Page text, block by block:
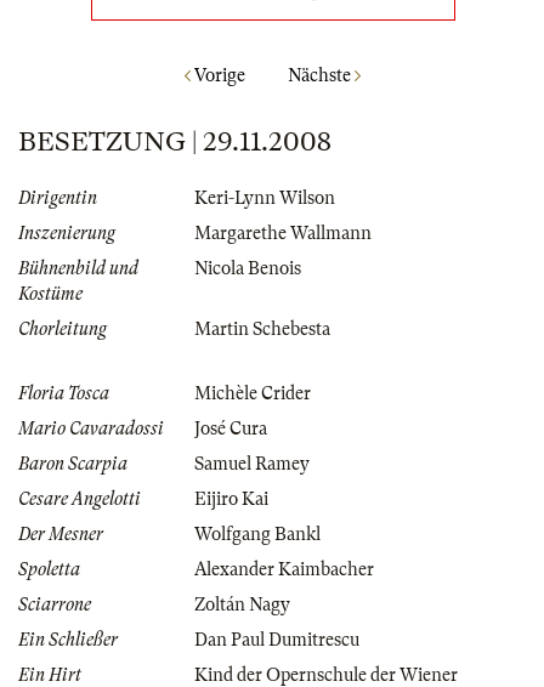
Vorige Nächste
BESETZUNG | 29.11.2008
Dirigentin
Keri-Lynn Wilson
Inszenierung
Margarethe Wallmann
Bühnenbild und
Kostüme
Nicola Benois
Chorleitung Martin Schebesta
Floria Tosca
Michèle Crider
Mario Cavaradossi
José Cura
Baron Scarpia
Samuel Ramey
Cesare Angelotti
Eijiro Kai
Der Mesner
Wolfgang Bankl
Spoletta
Alexander Kaimbacher
Sciarrone
Zoltán Nagy
Ein Schließer
Dan Paul Dumitrescu
Ein Hirt
Kind der Opernschule der Wiener